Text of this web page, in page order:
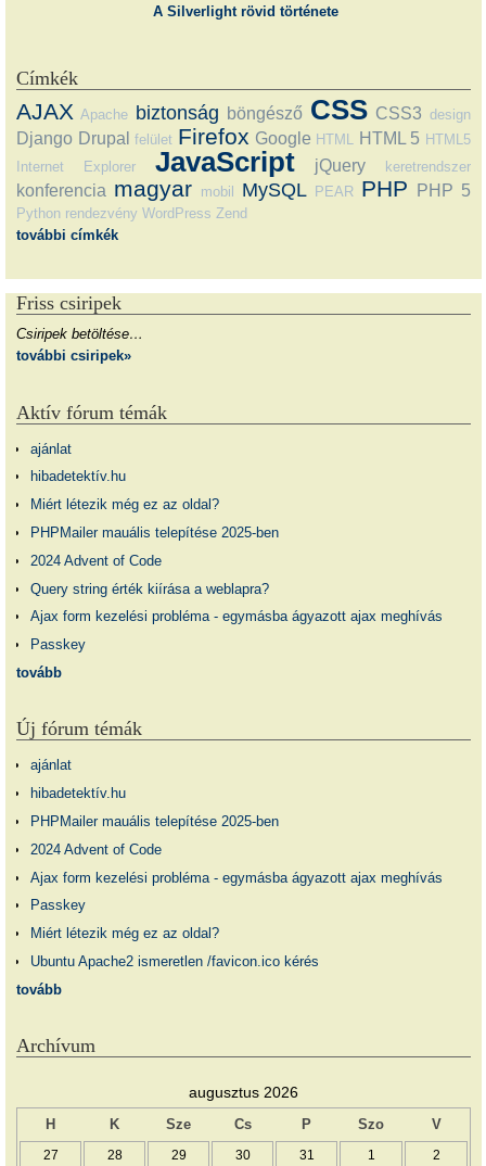
A Silverlight rövid története
Címkék
AJAX Apache biztonság böngésző CSS CSS3 design
Django Drupal felület Firefox Google HTML HTML 5 HTML5
Internet Explorer
JavaScript jQuery keretrendszer
konferencia magyar mobil MySQL PEAR PHP PHP 5
Python rendezvény WordPress Zend
további címkék
Friss csiripek
Csiripek betöltése…
további csiripek»
Aktív fórum témák
ajánlat
hibadetektív.hu
Miért létezik még ez az oldal?
PHPMailer mauális telepítése 2025-ben
2024 Advent of Code
Query string érték kiírása a weblapra?
Ajax form kezelési probléma - egymásba ágyazott ajax meghívás
Passkey
tovább
Új fórum témák
ajánlat
hibadetektív.hu
PHPMailer mauális telepítése 2025-ben
2024 Advent of Code
Ajax form kezelési probléma - egymásba ágyazott ajax meghívás
Passkey
Miért létezik még ez az oldal?
Ubuntu Apache2 ismeretlen /favicon.ico kérés
tovább
Archívum
augusztus 2026
H K Sze Cs P Szo V
27 28 29 30 31 1 2